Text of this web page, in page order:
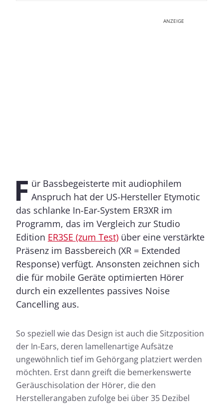
ANZEIGE
F ür Bassbegeisterte mit audiophilem
Anspruch hat der US-Hersteller Etymotic
das schlanke In-Ear-System ER3XR im
Programm, das im Vergleich zur Studio
Edition ER3SE (zum Test) über eine verstärkte
Präsenz im Bassbereich (XR = Extended
Response) verfügt. Ansonsten zeichnen sich
die für mobile Geräte optimierten Hörer
durch ein exzellentes passives Noise
Cancelling aus.
So speziell wie das Design ist auch die Sitzposition
der In-Ears, deren lamellenartige Aufsätze
ungewöhnlich tief im Gehörgang platziert werden
möchten. Erst dann greift die bemerkenswerte
Geräuschisolation der Hörer, die den
Herstellerangaben zufolge bei über 35 Dezibel